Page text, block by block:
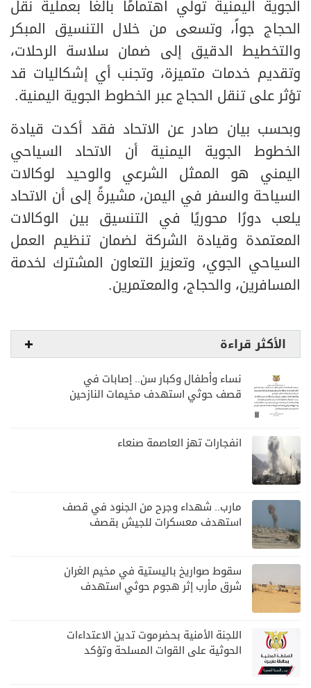
الجوية اليمنية تولي اهتمامًا بالغًا بعملية نقل
الحجاج جواً، وتسعى من خلال التنسيق المبكر
والتخطيط الدقيق إلى ضمان سلاسة الرحلات،
وتقديم خدمات متميزة، وتجنب أي إشكاليات قد
تؤثر على تنقل الحجاج عبر الخطوط الجوية اليمنية.
وبحسب بيان صادر عن الاتحاد فقد أكدت قيادة
الخطوط الجوية اليمنية أن الاتحاد السياحي
اليمني هو الممثل الشرعي والوحيد لوكالات
السياحة والسفر في اليمن، مشيرةً إلى أن الاتحاد
يلعب دورًا محوريًا في التنسيق بين الوكالات
المعتمدة وقيادة الشركة لضمان تنظيم العمل
السياحي الجوي، وتعزيز التعاون المشترك لخدمة
المسافرين، والحجاج، والمعتمرين.
الأكثر قراءة
نساء وأطفال وكبار سن.. إصابات في
قصف حوثي استهدف مخيمات النازحين
انفجارات تهز العاصمة صنعاء
مارب.. شهداء وجرح من الجنود في قصف
استهدف معسكرات للجيش بقصف
سقوط صواريخ باليستية في مخيم الغران
شرق مأرب إثر هجوم حوثي استهدف
اللجنة الأمنية بحضرموت تدين الاعتداءات
الحوثية على القوات المسلحة وتؤكد